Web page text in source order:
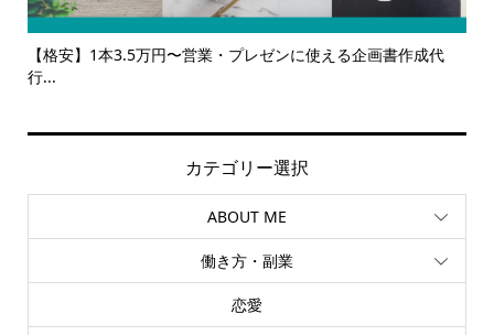
【サービス一覧】広報・企画・デザインの単発依頼からトータ
ルサ...
カテゴリー選択
ABOUT ME
働き方・副業
恋愛